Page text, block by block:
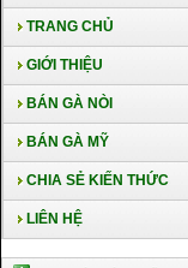
TRANG CHỦ
GIỚI THIỆU
BÁN GÀ NÒI
BÁN GÀ MỸ
CHIA SẺ KIẾN THỨC
LIÊN HỆ